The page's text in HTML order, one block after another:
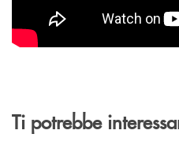
Ti potrebbe